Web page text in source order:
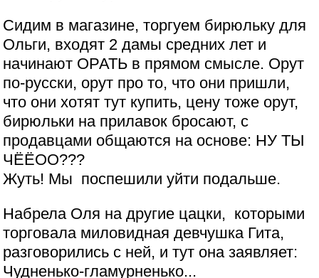
Сидим в магазине, торгуем бирюльку для
Ольги, входят 2 дамы средних лет и
начинают ОРАТЬ в прямом смысле. Орут
по-русски, орут про то, что они пришли,
что они хотят тут купить, цену тоже орут,
бирюльки на прилавок бросают, с
продавцами общаются на основе: НУ ТЫ
ЧЁЁОО???
Жуть! Мы поспешили уйти подальше.
Набрела Оля на другие цацки, которыми
торговала миловидная девчушка Гита,
разговорились с ней, и тут она заявляет:
Чудненько-гламурненько...